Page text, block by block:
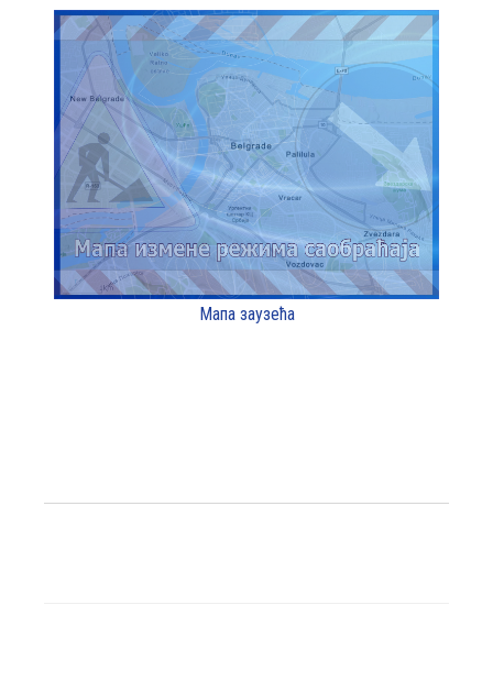
Мапа заузећа